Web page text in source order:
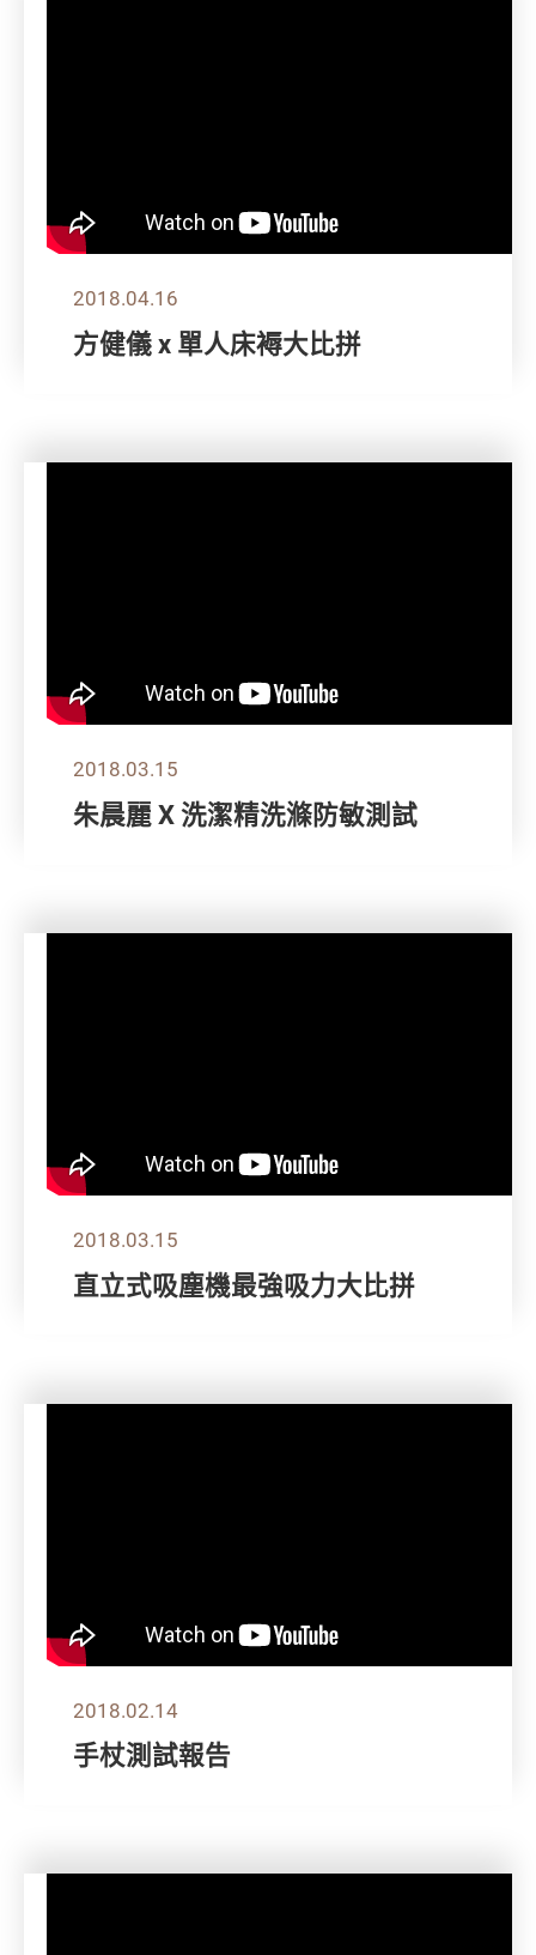
2018.04.16
方健儀 x 單人床褥大比拼
2018.03.15
朱晨麗 X 洗潔精洗滌防敏測試
2018.03.15
直立式吸塵機最強吸力大比拼
2018.02.14
手杖測試報告